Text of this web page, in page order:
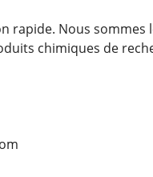
rapide. Nous sommes
chimiques de